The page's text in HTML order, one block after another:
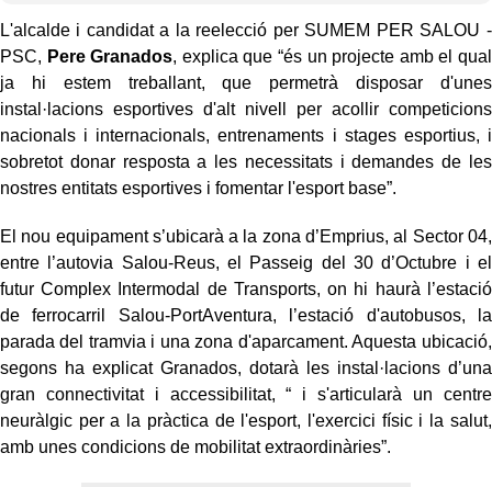
L'alcalde i candidat a la reelecció per SUMEM PER SALOU -
PSC, Pere Granados, explica que “és un projecte amb el qual
ja hi estem treballant, que permetrà disposar d'unes
instal·lacions esportives d'alt nivell per acollir competicions
nacionals i internacionals, entrenaments i stages esportius, i
sobretot donar resposta a les necessitats i demandes de les
nostres entitats esportives i fomentar l'esport base”.
El nou equipament s’ubicarà a la zona d’Emprius, al Sector 04,
entre l’autovia Salou-Reus, el Passeig del 30 d’Octubre i el
futur Complex Intermodal de Transports, on hi haurà l’estació
de ferrocarril Salou-PortAventura, l’estació d'autobusos, la
parada del tramvia i una zona d'aparcament. Aquesta ubicació,
segons ha explicat Granados, dotarà les instal·lacions d’una
gran connectivitat i accessibilitat, “ i s'articularà un centre
neuràlgic per a la pràctica de l'esport, l'exercici físic i la salut,
amb unes condicions de mobilitat extraordinàries”.